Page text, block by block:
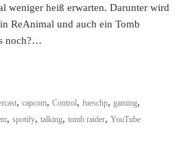
weniger heiß erwarten. Darunter wird
ReAnimal und auch ein Tomb
noch?…
,capcom,Control,fueschp,gaming,
,spotify,talking,tomb raider,YouTube